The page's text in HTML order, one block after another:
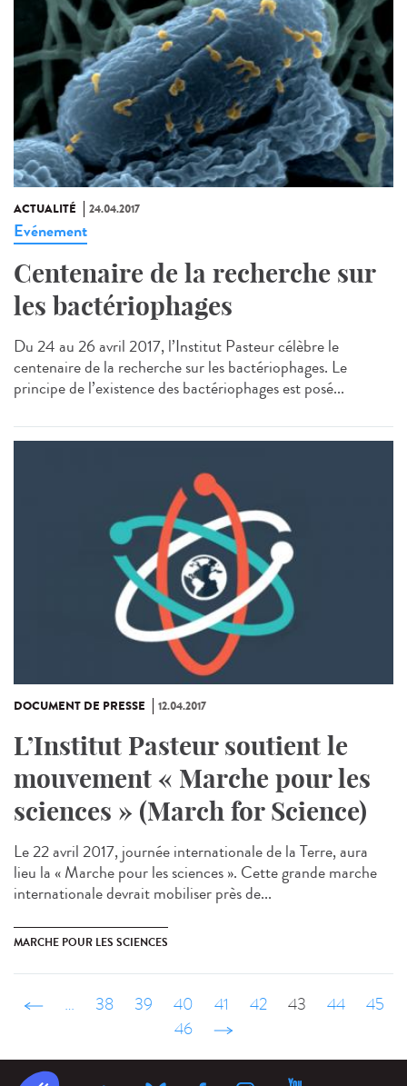
ACTUALITÉ 24.04.2017
Evénement
Centenaire de la recherche sur
les bactériophages
Du 24 au 26 avril 2017, l’Institut Pasteur célèbre le
centenaire de la recherche sur les bactériophages. Le
principe de l’existence des bactériophages est posé...
DOCUMENT DE PRESSE 12.04.2017
L’Institut Pasteur soutient le
mouvement « Marche pour les
sciences » (March for Science)
Le 22 avril 2017, journée internationale de la Terre, aura
lieu la « Marche pour les sciences ». Cette grande marche
internationale devrait mobiliser près de...
MARCHE POUR LES SCIENCES
‹ précédent
… 38 39 40 41 42 43 44
45
46
suivant ›